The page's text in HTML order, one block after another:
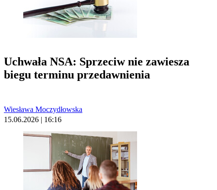
Uchwała NSA: Sprzeciw nie zawiesza
biegu terminu przedawnienia
Wiesława Moczydłowska
15.06.2026 | 16:16